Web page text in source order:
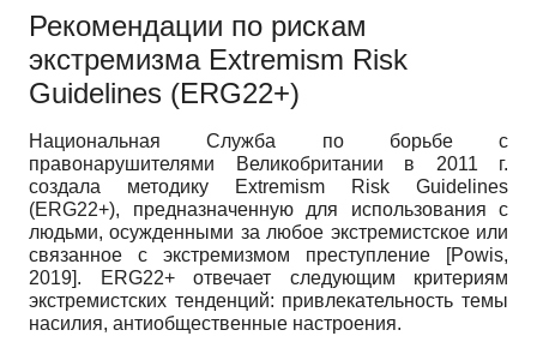
Рекомендации по рискам
экстремизма Extremism Risk
Guidelines (ERG22+)
Национальная Служба по борьбе с
правонарушителями Великобритании в 2011 г.
создала методику Extremism Risk Guidelines
(ERG22+), предназначенную для использования с
людьми, осужденными за любое экстремистское или
связанное с экстремизмом преступление
Powis,
2019 . ERG22+ отвечает следующим критериям
экстремистских тенденций: привлекательность темы
насилия, антиобщественные настроения.